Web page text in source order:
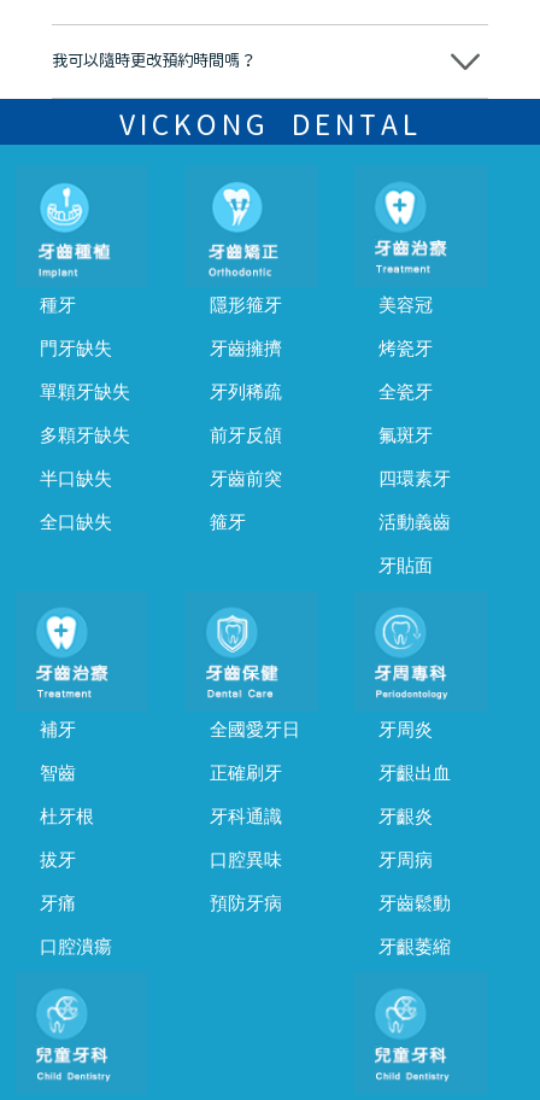
可以。維港口腔會按照當日匯率轉算收取費用，而匯率會及時告知客人
我可以隨時更改預約時間嗎？
可以，請盡早通過wechat或whatsapp聯絡我們，告知我們你原本預約
的時間及資料，並且重新預約的日期及時段
VICKONG DENTAL
種牙
門牙缺失
單顆牙缺失
多顆牙缺失
半口缺失
全口缺失
隱形箍牙
牙齒擁擠
牙列稀疏
前牙反頜
牙齒前突
箍牙
美容冠
烤瓷牙
全瓷牙
氟斑牙
四環素牙
活動義齒
牙貼面
補牙
智齒
杜牙根
拔牙
牙痛
口腔潰瘍
全國愛牙日
正確刷牙
牙科通識
口腔異味
預防牙病
牙周炎
牙齦出血
牙齦炎
牙周病
牙齒鬆動
牙齦萎縮